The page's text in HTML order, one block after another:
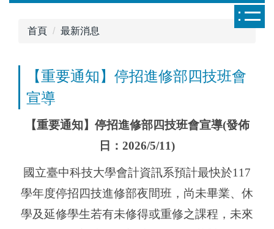
首頁 最新消息
【重要通知】停招進修部四技班會
宣導
【重要通知】停招進修部四技班會宣導(發佈
日：2026/5/11)
國立臺中科技大學會計資訊系預計最快於117
學年度停招四技進修部夜間班，尚未畢業、休
學及延修學生若有未修得或重修之課程，未來